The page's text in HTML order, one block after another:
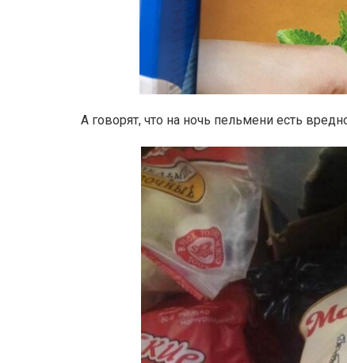
А говорят, что на ночь пельмени есть